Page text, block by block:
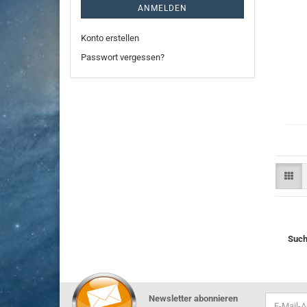
ANMELDEN
Konto erstellen
Passwort vergessen?
Newsletter abonnieren